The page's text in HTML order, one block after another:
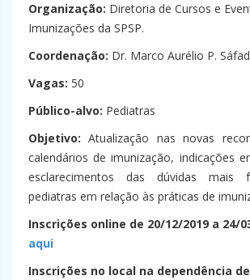
Organização: Diretoria de Cursos e
Imunizações da SPSP.
Coordenação: Dr. Marco Aurélio P.
Vagas: 50
Público-alvo: Pediatras
Objetivo:Atualização nas novas
calendários de imunização, indicações
esclarecimentos das dúvidas mais
pediatras em relação às práticas de
Inscrições online de 20/12/2019 a 24/
aqui
Inscrições no local na dependência